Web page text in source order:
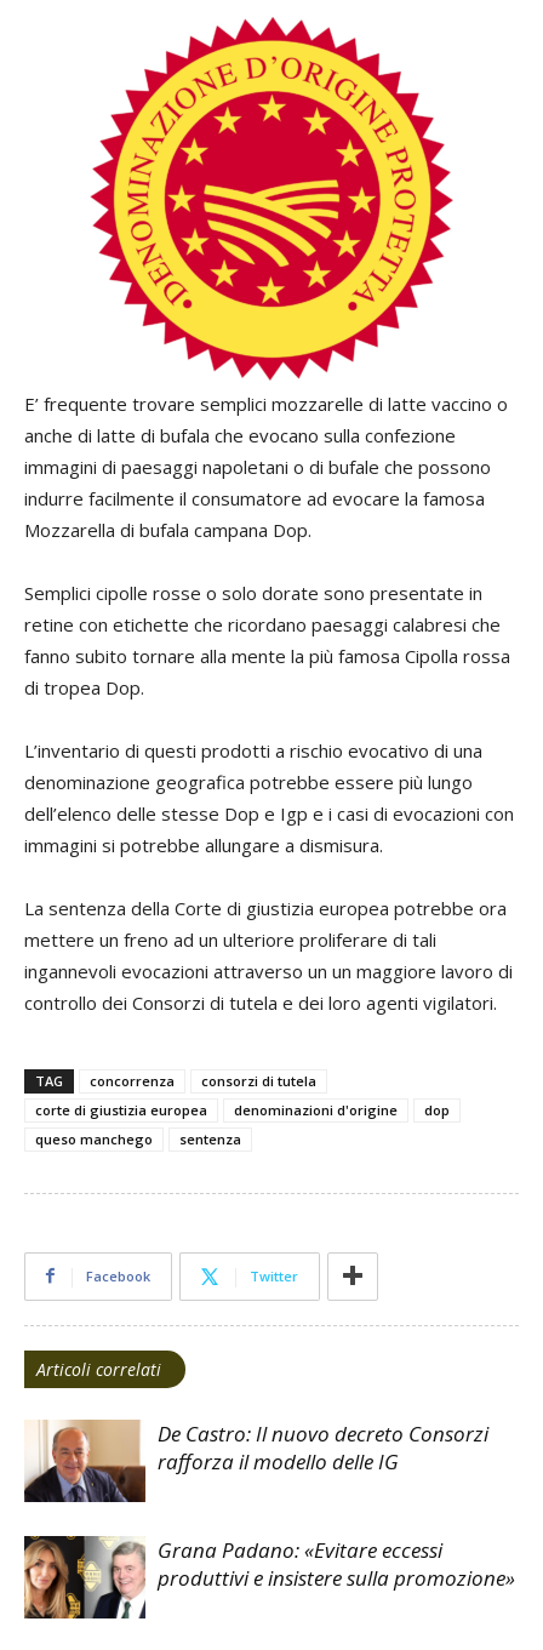
E’ frequente trovare semplici mozzarelle di latte vaccino o
anche di latte di bufala che evocano sulla confezione
immagini di paesaggi napoletani o di bufale che possono
indurre facilmente il consumatore ad evocare la famosa
Mozzarella di bufala campana Dop.
Semplici cipolle rosse o solo dorate sono presentate in
retine con etichette che ricordano paesaggi calabresi che
fanno subito tornare alla mente la più famosa Cipolla rossa
di tropea Dop.
L’inventario di questi prodotti a rischio evocativo di una
denominazione geografica potrebbe essere più lungo
dell’elenco delle stesse Dop e Igp e i casi di evocazioni con
immagini si potrebbe allungare a dismisura.
La sentenza della Corte di giustizia europea potrebbe ora
mettere un freno ad un ulteriore proliferare di tali
ingannevoli evocazioni attraverso un un maggiore lavoro di
controllo dei Consorzi di tutela e dei loro agenti vigilatori.
TAG concorrenza
consorzi di tutela
corte di giustizia europea
denominazioni d'origine
dop
queso manchego
sentenza
Facebook Twitter
Articoli correlati
De Castro: Il nuovo decreto Consorzi
rafforza il modello delle IG
Grana Padano: «Evitare eccessi
produttivi e insistere sulla promozione»